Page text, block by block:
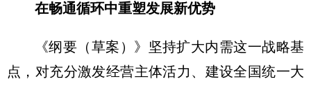
在畅通循环中重塑发展新优势
《纲要（草案）》坚持扩大内需这一战略基
点，对充分激发经营主体活力、建设全国统一大